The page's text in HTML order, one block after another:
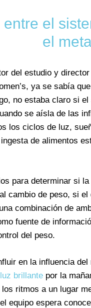
el
el
del estudio y
ya se sabía
no estaba claro si
se aísla de las
los ciclos de luz,
de alimentos
para determinar si
cambio de peso, si
combinación de
fuente de
del peso.
en la influencia
luz brillante por la
ritmos a un lugar
equipo espera